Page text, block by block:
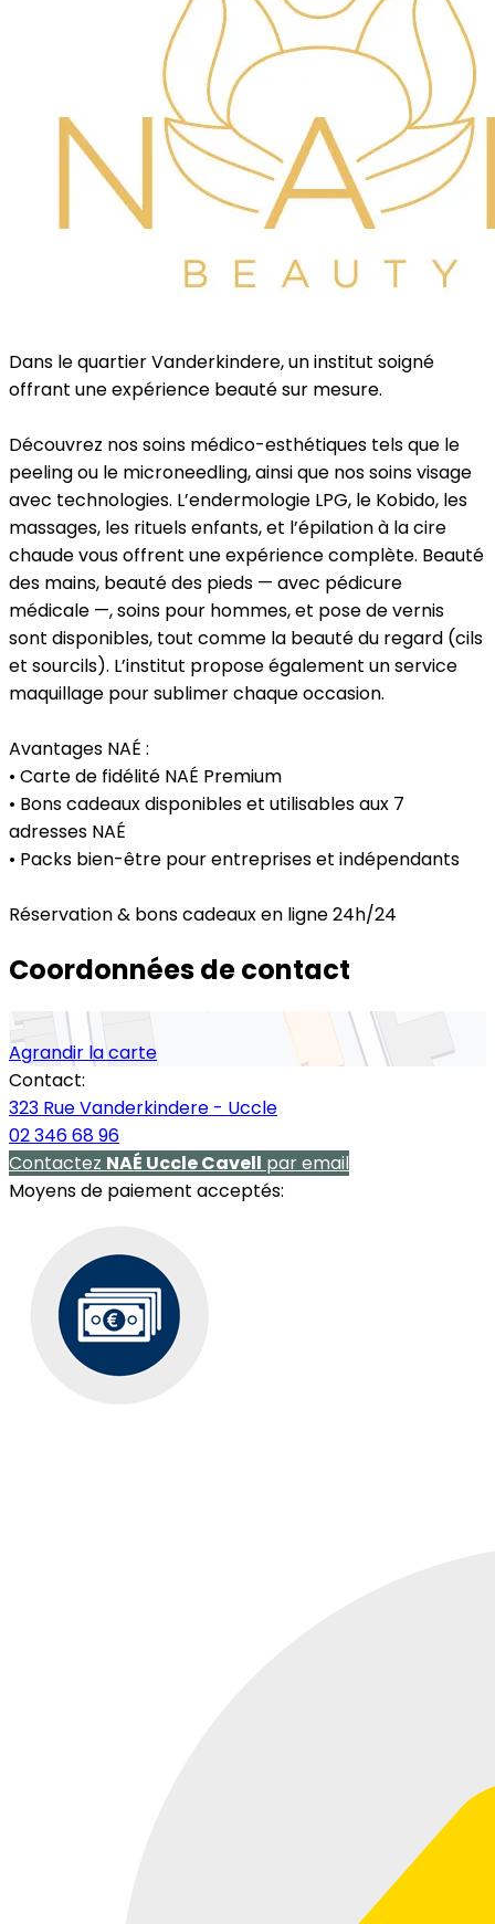
Dans le quartier Vanderkindere, un institut soigné
offrant une expérience beauté sur mesure.
Découvrez nos soins médico-esthétiques tels que le
peeling ou le microneedling, ainsi que nos soins visage
avec technologies. L’endermologie LPG, le Kobido, les
massages, les rituels enfants, et l’épilation à la cire
chaude vous offrent une expérience complète. Beauté
des mains, beauté des pieds — avec pédicure
médicale —, soins pour hommes, et pose de vernis
sont disponibles, tout comme la beauté du regard (cils
et sourcils). L’institut propose également un service
maquillage pour sublimer chaque occasion.
Avantages NAÉ :
• Carte de fidélité NAÉ Premium
• Bons cadeaux disponibles et utilisables aux 7
adresses NAÉ
• Packs bien-être pour entreprises et indépendants
Réservation & bons cadeaux en ligne 24h/24
Coordonnées de contact
Agrandir la carte
Contact:
323 Rue Vanderkindere - Uccle
02 346 68 96
Contactez NAÉ Uccle Cavell par email
Moyens de paiement acceptés: